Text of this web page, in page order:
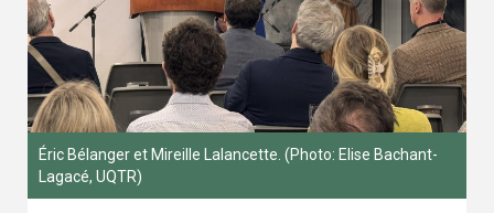
Éric Bélanger et Mireille Lalancette. (Photo: Elise Bachant-
Lagacé, UQTR)